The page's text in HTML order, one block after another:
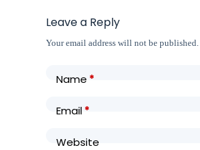
Leave a Reply
Your email address will not be published.
Name*
Email*
Website